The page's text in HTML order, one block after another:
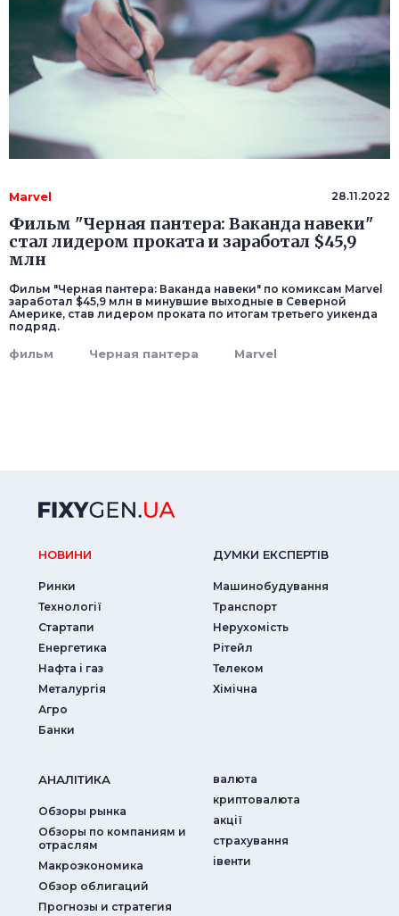
Marvel 28.11.2022
Фильм "Черная пантера: Ваканда навеки"
стал лидером проката и заработал $45,9
млн
Фильм "Черная пантера: Ваканда навеки" по комиксам Marvel
заработал $45,9 млн в минувшие выходные в Северной
Америке, став лидером проката по итогам третьего уикенда
подряд.
фильм Черная пантера Marvel
НОВИНИ
Ринки
Технології
Стартапи
Енергетика
Нафта і газ
Металургія
Агро
Банки
ДУМКИ ЕКСПЕРТIВ
Машинобудування
Транспорт
Нерухомість
Рітейл
Телеком
Хімічна
АНАЛIТИКА
Обзоры рынка
Обзоры по компаниям и
отраслям
Макроэкономика
Обзор облигаций
Прогнозы и стратегия
валюта
криптовалюта
акції
страхування
iвенти